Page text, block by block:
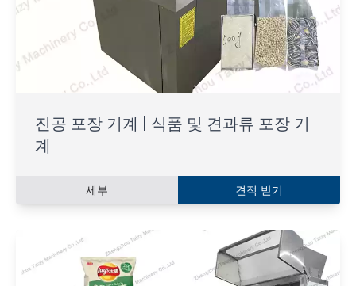
진공 포장 기계 | 식품 및 견과류 포장 기
계
세부 견적 받기